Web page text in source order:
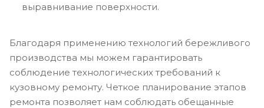
выравнивание поверхности.
Благодаря применению технологий бережливого
производства мы можем гарантировать
соблюдение технологических требований к
кузовному ремонту. Четкое планирование этапов
ремонта позволяет нам соблюдать обещанные